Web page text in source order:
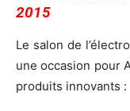
2015
Le salon de
une occasion pour
produits innovants :